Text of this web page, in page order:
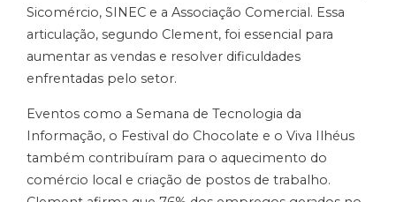
Sicomércio, SINEC e a Associação Comercial. Essa
articulação, segundo Clement, foi essencial para
aumentar as vendas e resolver dificuldades
enfrentadas pelo setor.
Eventos como a Semana de Tecnologia da
Informação, o Festival do Chocolate e o Viva Ilhéus
também contribuíram para o aquecimento do
comércio local e criação de postos de trabalho.